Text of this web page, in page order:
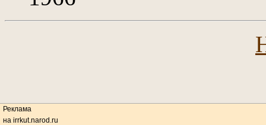
Реклама
на irrkut.narod.ru